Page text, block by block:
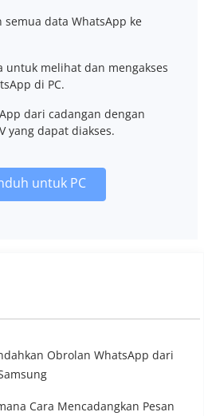
semua data WhatsApp ke
untuk melihat dan mengakses
di PC.
dari cadangan dengan
yang dapat diakses.
untuk PC
Obrolan WhatsApp dari
Cara Mencadangkan Pesan